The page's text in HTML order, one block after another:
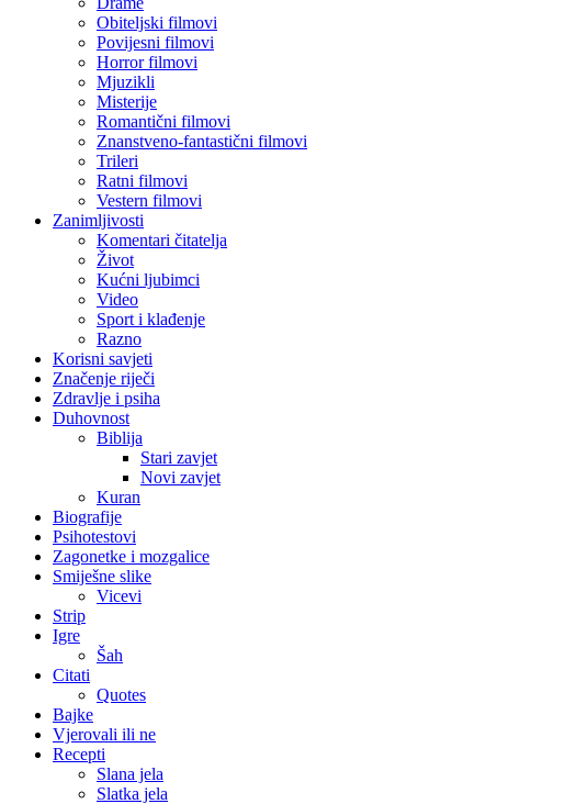
Obiteljski filmovi
Povijesni filmovi
Horror filmovi
Mjuzikli
Misterije
Romantični filmovi
Znanstveno-fantastični filmovi
Trileri
Ratni filmovi
Vestern filmovi
Zanimljivosti
Komentari čitatelja
Život
Kućni ljubimci
Video
Sport i klađenje
Razno
Korisni savjeti
Značenje riječi
Zdravlje i psiha
Duhovnost
Biblija
Stari zavjet
Novi zavjet
Kuran
Biografije
Psihotestovi
Zagonetke i mozgalice
Smiješne slike
Vicevi
Strip
Igre
Šah
Citati
Quotes
Bajke
Vjerovali ili ne
Recepti
Slana jela
Slatka jela